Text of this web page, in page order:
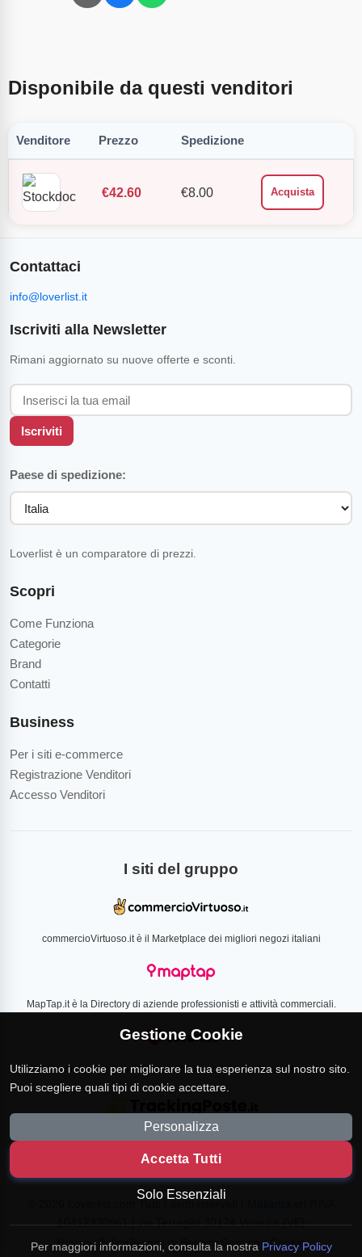
Disponibile da questi venditori
Venditore Prezzo Spedizione
€42.60 €8.00 Acquista
Scopri
Come Funziona
Categorie
Brand
Contatti
Business
Per i siti e-commerce
Registrazione Venditori
Accesso Venditori
Contattaci
info@loverlist.it
Iscriviti alla Newsletter
Rimani aggiornato su nuove offerte e sconti.
Iscriviti
Paese di spedizione:
Loverlist è un comparatore di prezzi.
I siti del gruppo
commercioVirtuoso.it è il Marketplace dei migliori negozi italiani
MapTap.it è la Directory di aziende professionisti e attività commerciali.
Loverlist.com è il comparatore di prezzo CSS certificato Google
10412320961 | via Terraglio 30174 Venezia (VE)
Privacy PolicyTermini di ServizioGestione Cookie
Gestione Cookie
Utilizziamo i cookie per migliorare la tua esperienza sul nostro sito.
Puoi scegliere quali tipi di cookie accettare.
Personalizza
Accetta Tutti
Solo Essenziali
Per maggiori informazioni, consulta la nostra Privacy Policy